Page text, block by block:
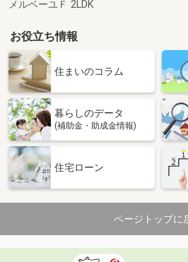
メルベーユＦ 2LDK
お役立ち情報
住まいのコラム
暮らしのデータ
(補助金・助成金情報)
住宅ローン
ページトップに